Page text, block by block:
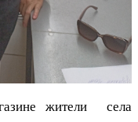
жители села